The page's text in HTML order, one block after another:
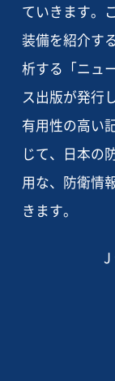
ていきます。
装備を紹介す
析する「ニュ
ス出版が発行
有用性の高い
じて、日本の
用な、防衛情
きます。
J